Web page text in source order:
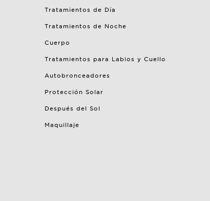
Tratamientos de Día
Tratamientos de Noche
Cuerpo
Tratamientos para Labios y Cuello
Autobronceadores
Protección Solar
Después del Sol
Maquillaje